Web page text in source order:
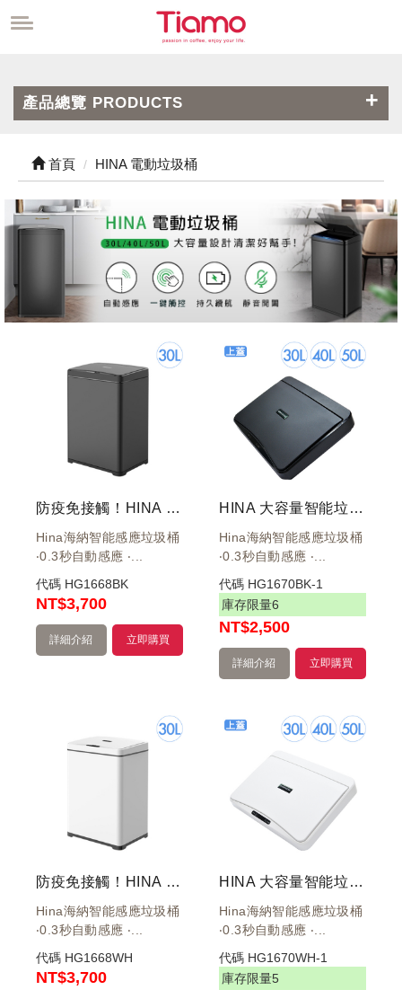
產品總覽 PRODUCTS
首頁 HINA 電動垃圾桶
防疫免接觸！HINA 大容量智能環境桶 30L 黑 HN-ZS02-30B
Hina海納智能感應垃圾桶
‧0.3秒自動感應 ‧...
代碼 HG1668BK
NT$3,700
立即購買
詳細介紹
HINA 大容量智能垃圾桶 30L 40L 50L 黑 上蓋
Hina海納智能感應垃圾桶
‧0.3秒自動感應 ‧...
代碼 HG1670BK-1
庫存限量6
NT$2,500
立即購買
詳細介紹
防疫免接觸！HINA 大容量智能環境桶 30L 白 HN-ZS02-30W
Hina海納智能感應垃圾桶
‧0.3秒自動感應 ‧...
代碼 HG1668WH
NT$3,700
HINA 大容量智能垃圾桶 30L 40L 50L 白 上蓋
Hina海納智能感應垃圾桶
‧0.3秒自動感應 ‧...
代碼 HG1670WH-1
庫存限量5